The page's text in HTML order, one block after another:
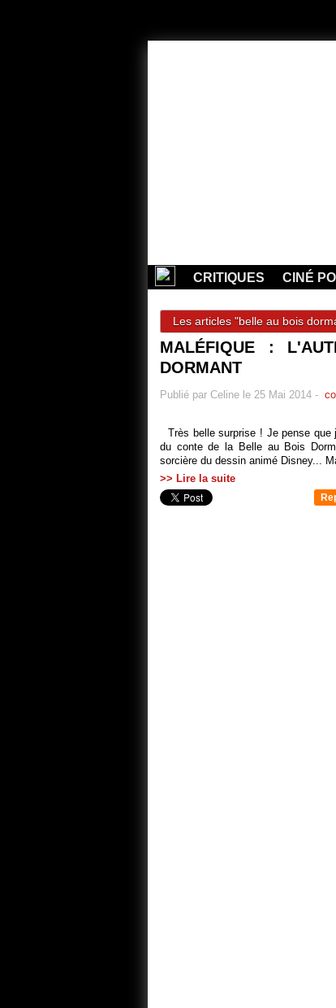
CRITIQUES CINÉ
Les articles "belle au bois
MALÉFIQUE :
DORMANT
Publié par Celine le 25 Mai 2014 -
Très belle surprise ! Je pense
du conte de la Belle au Bois
sorcière du dessin animé Disney...
>> Lire la suite